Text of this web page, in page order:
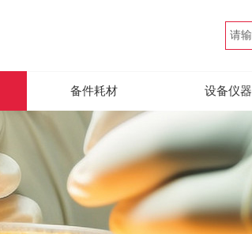
备件耗材 设备仪器